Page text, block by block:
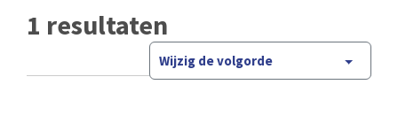
1 resultaten
Wijzig de volgorde